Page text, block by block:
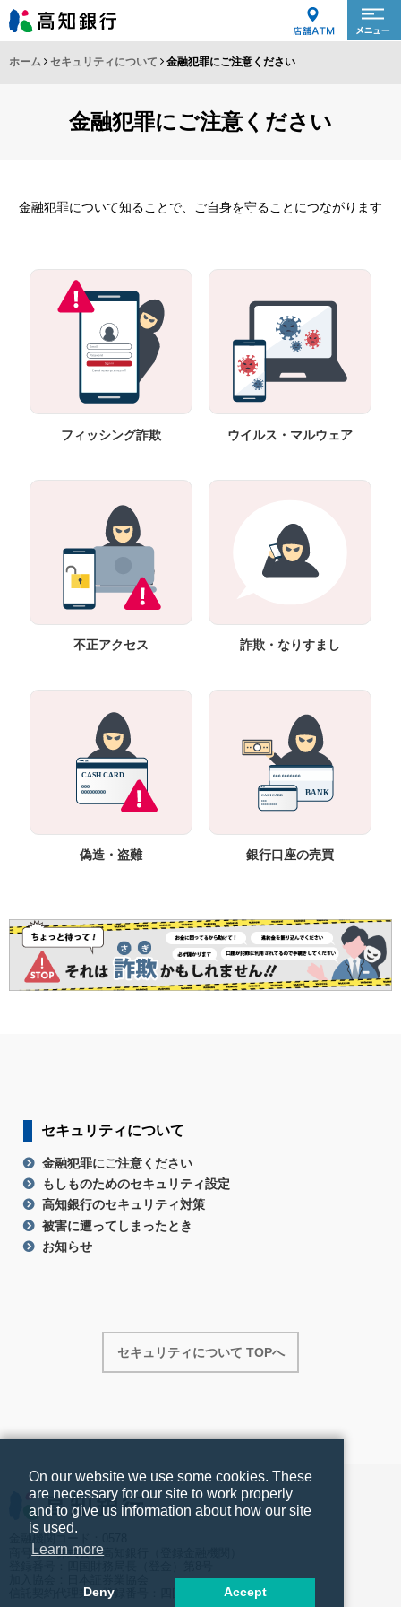
ホーム セキュリティについて 金融犯罪にご注意ください
金融犯罪にご注意ください
金融犯罪について知ることで、ご自身を守ることにつながります
フィッシング詐欺 ウイルス・マルウェア
不正アクセス 詐欺・なりすまし
偽造・盗難 銀行口座の売買
セキュリティについて
金融犯罪にご注意ください
もしものためのセキュリティ設定
高知銀行のセキュリティ対策
被害に遭ってしまったとき
お知らせ
セキュリティについて TOPへ
商号等：株式会社高知銀行（登録金融機関）
信託契約代理業 登録番号：四国財務局長（代信）第10号
On our website we use some cookies. These
are necessary for our site to work properly
and to give us information about how our site
is used.
Learn more
Deny Accept